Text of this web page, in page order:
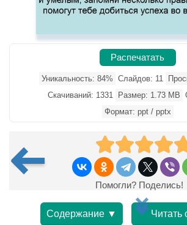
Распечатать
Уникальность: 84% Слайдов: 11
Скачиваний: 1331
Размер: 1.73 MB
Формат: ppt / pptx
Помогли? Поделись!
Содержание ▼ Читать